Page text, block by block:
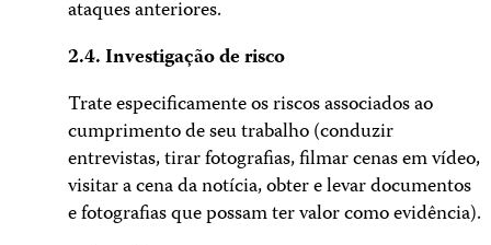
ataques anteriores.
2.4. Investigação de risco
Trate especificamente os riscos associados ao
cumprimento de seu trabalho (conduzir
entrevistas, tirar fotografias, filmar cenas em vídeo,
visitar a cena da notícia, obter e levar documentos
e fotografias que possam ter valor como evidência).